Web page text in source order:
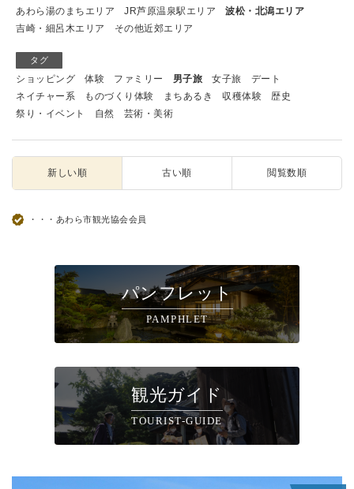
あわら湯のまちエリア
JR芦原温泉駅エリア
波松・北潟エリア
吉崎・細呂木エリア
その他近郊エリア
タグ
ショッピング 体験 ファミリー 男子旅 女子旅
デート
ネイチャー系
ものづくり体験 まちあるき 収穫体験
歴史
祭り・イベント
自然 芸術・美術
新しい順 古い順 閲覧数順
・・・あわら市観光協会会員
パンフレット
PAMPHLET
観光ガイド
TOURIST-GUIDE